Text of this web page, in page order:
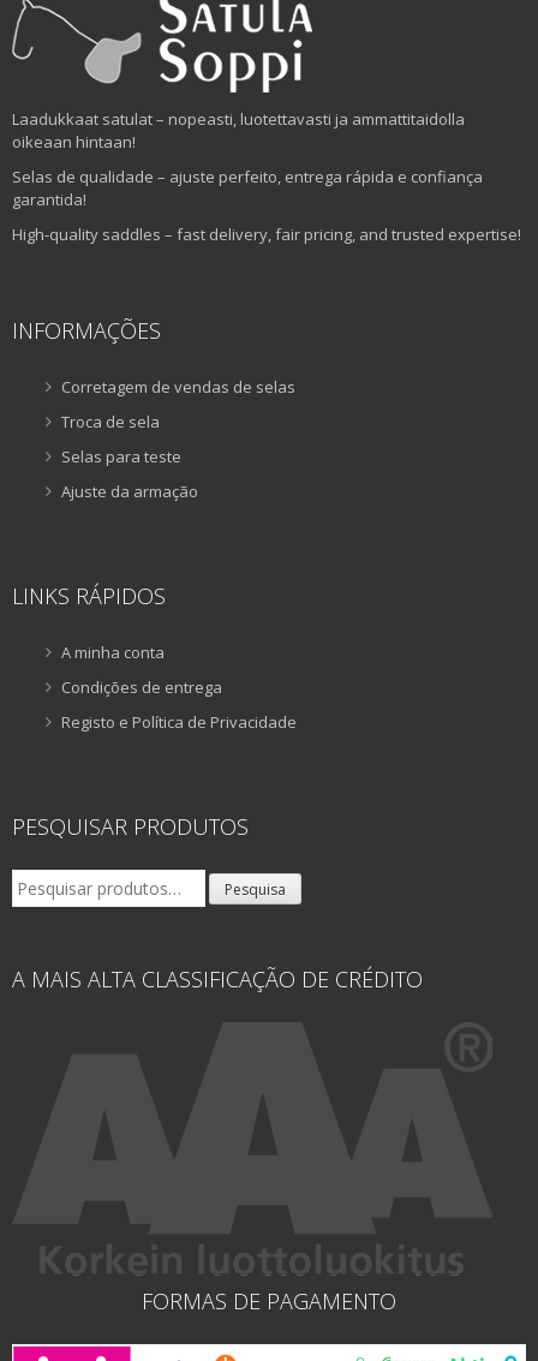
Laadukkaat satulat – nopeasti, luotettavasti ja ammattitaidolla
oikeaan hintaan!
Selas de qualidade – ajuste perfeito, entrega rápida e confiança
garantida!
High-quality saddles – fast delivery, fair pricing, and trusted expertise!
INFORMAÇÕES
Corretagem de vendas de selas
Troca de sela
Selas para teste
Ajuste da armação
LINKS RÁPIDOS
A minha conta
Condições de entrega
Registo e Política de Privacidade
PESQUISAR PRODUTOS
Pesquisar
por:
Pesquisa
A MAIS ALTA CLASSIFICAÇÃO DE CRÉDITO
FORMAS DE PAGAMENTO